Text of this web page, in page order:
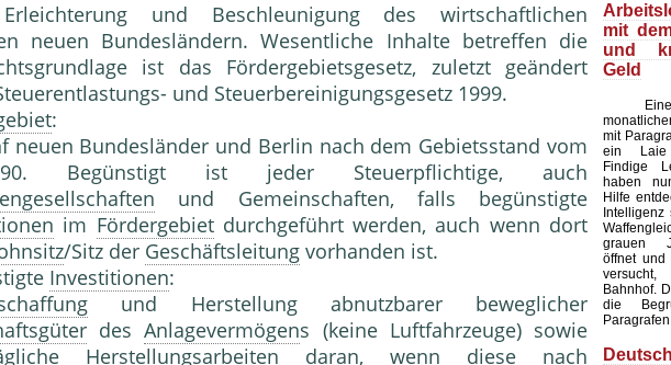
und Beschleunigung des wirtschaftlichen
neuen Bundesländern. Wesentliche Inhalte betreffen die
ist das Fördergebietsgesetz, zuletzt geändert
und Steuerbereinigungsgesetz 1999.
:
neuen Bundesländer und Berlin nach dem Gebietsstand vom
Begünstigt ist jeder Steuerpflichtige, auch
und Gemeinschaften, falls begünstigte
im Fördergebietdurchgeführt werden, auch wenn dort
/Sitz der Geschäftsleitung vorhanden ist.
Investitionen:
und Herstellung abnutzbarer beweglicher
desAnlagevermögens (keine Luftfahrzeuge) sowie
Herstellungsarbeiten daran, wenn diese nach
mit
und
Geld
Eine
mit
ein Laie
Findige
haben
Hilfe
grauen
öffnet und
Bahnhof.
die